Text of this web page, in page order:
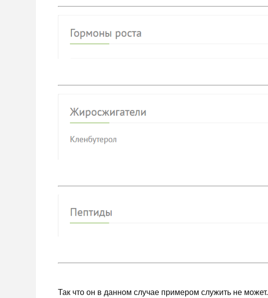
Так что он в данном случае примером служить не может.